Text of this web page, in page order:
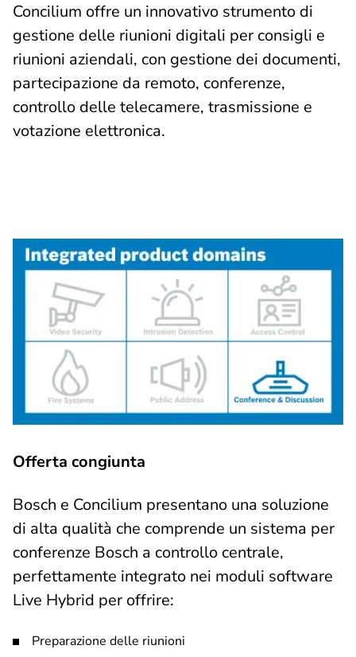
Concilium offre un innovativo strumento di
gestione delle riunioni digitali per consigli e
riunioni aziendali, con gestione dei documenti,
partecipazione da remoto, conferenze,
controllo delle telecamere, trasmissione e
votazione elettronica.
Offerta congiunta
Bosch e Concilium presentano una soluzione
di alta qualità che comprende un sistema per
conferenze Bosch a controllo centrale,
perfettamente integrato nei moduli software
Live Hybrid per offrire:
Preparazione delle riunioni